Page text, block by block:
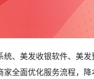
、美发收银软件、美
全面优化服务流程，